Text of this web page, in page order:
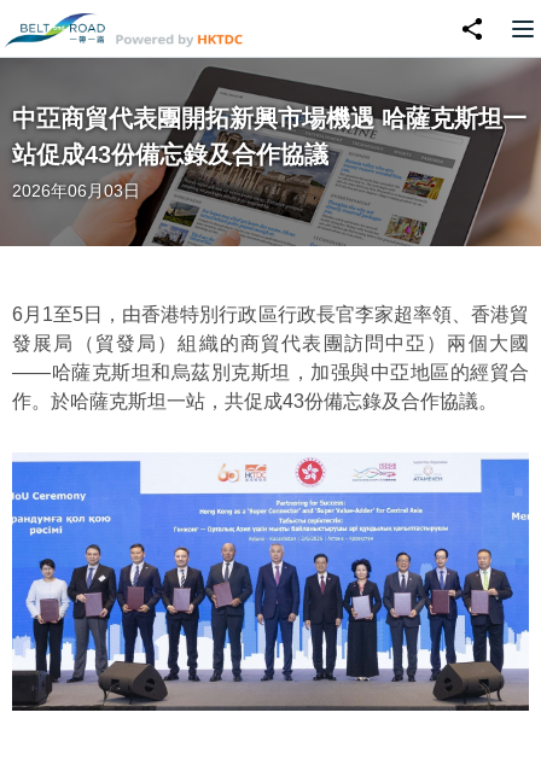
中亞商貿代表團開拓新興市場機遇 哈薩克斯坦一
站促成43份備忘錄及合作協議
2026年06月03日
6月1至5日，由香港特別行政區行政長官李家超率領、香港貿
發展局（貿發局）組織的商貿代表團訪問中亞）兩個大國
——哈薩克斯坦和烏茲別克斯坦，加强與中亞地區的經貿合
作。於哈薩克斯坦一站，共促成43份備忘錄及合作協議。